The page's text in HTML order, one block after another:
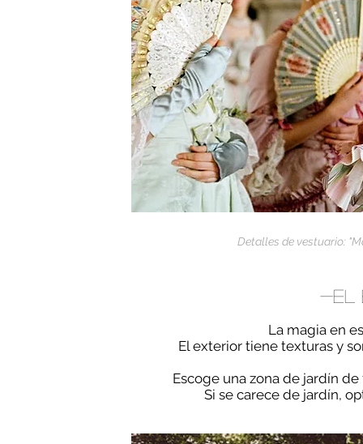
Detalles de vestuario:
-EL
La magia en
El exterior tiene texturas y
Escoge una zona de jardín
Si se carece de jardín,